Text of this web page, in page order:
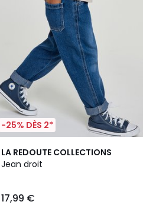
-25% DÈS 2*
LA REDOUTE COLLECTIONS
Jean droit
17,99 €
4,6
/ 5
2
Couleurs